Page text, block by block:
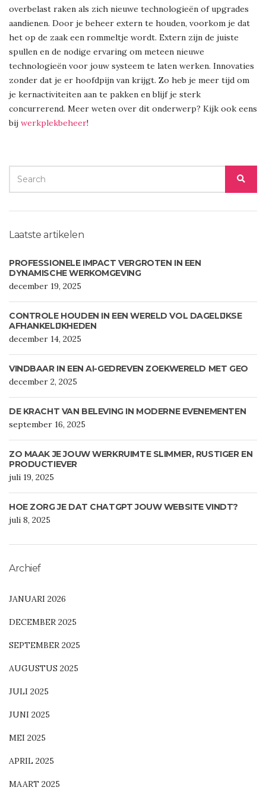
overbelast raken als zich nieuwe technologieën of upgrades
aandienen. Door je beheer extern te houden, voorkom je dat
het op de zaak een rommeltje wordt. Extern zijn de juiste
spullen en de nodige ervaring om meteen nieuwe
technologieën voor jouw systeem te laten werken. Innovaties
zonder dat je er hoofdpijn van krijgt. Zo heb je meer tijd om
je kernactiviteiten aan te pakken en blijf je sterk
concurrerend. Meer weten over dit onderwerp? Kijk ook eens
bij werkplekbeheer!
SEARCH
FOR:
Laatste artikelen
PROFESSIONELE IMPACT VERGROTEN IN EEN
DYNAMISCHE WERKOMGEVING
december 19, 2025
CONTROLE HOUDEN IN EEN WERELD VOL DAGELIJKSE
AFHANKELIJKHEDEN
december 14, 2025
VINDBAAR IN EEN AI-GEDREVEN ZOEKWERELD MET GEO
december 2, 2025
DE KRACHT VAN BELEVING IN MODERNE EVENEMENTEN
september 16, 2025
ZO MAAK JE JOUW WERKRUIMTE SLIMMER, RUSTIGER EN
PRODUCTIEVER
juli 19, 2025
HOE ZORG JE DAT CHATGPT JOUW WEBSITE VINDT?
juli 8, 2025
Archief
JANUARI 2026
DECEMBER 2025
SEPTEMBER 2025
AUGUSTUS 2025
JULI 2025
JUNI 2025
MEI 2025
APRIL 2025
MAART 2025